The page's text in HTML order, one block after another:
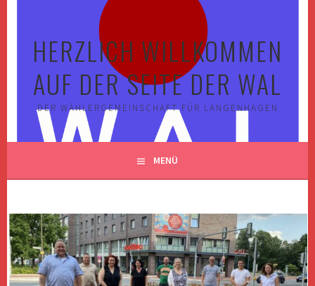
HERZLICH WILLKOMMEN
AUF DER SEITE DER WAL
DER WÄHLERGEMEINSCHAFT FÜR LANGENHAGEN
MENÜ